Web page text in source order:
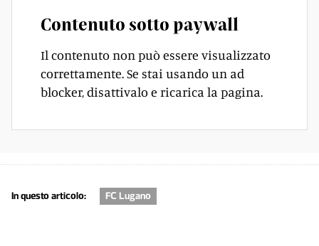
Contenuto sotto paywall
Il contenuto non può essere visualizzato
correttamente. Se stai usando un ad
blocker, disattivalo e ricarica la pagina.
In questo articolo: FC Lugano